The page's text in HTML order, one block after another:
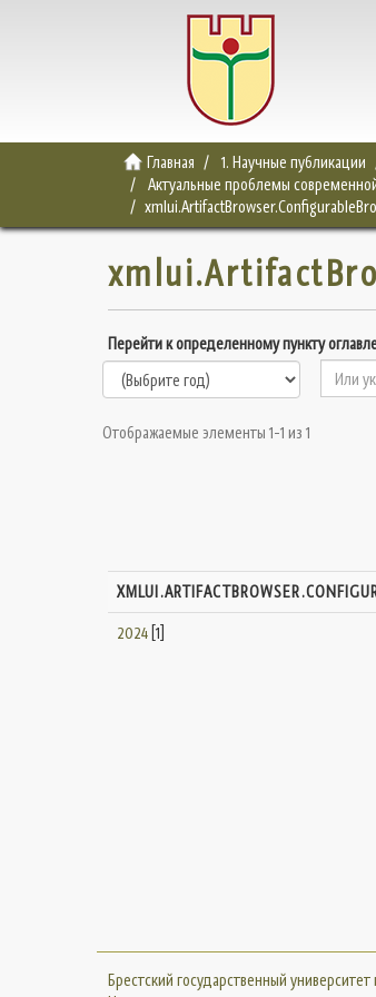
Главная 1. Научные публикации
Актуальные проблемы
Перейти к определенному пункту
Отображаемые элементы 1-1 из 1
2024 [1]
Брестский государственный